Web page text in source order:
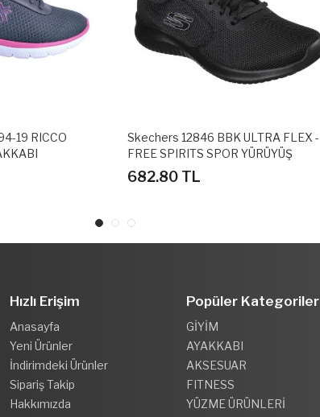
19 RICCO
Skechers 12846 BBK ULTRA FLEX -
FREE SPIRITS SPOR YÜRÜYÜŞ
AYAKKABISI
682.80 TL
Hızlı Erişim
Anasayfa
Yeni Ürünler
İndirimdeki Ürünler
Sipariş Takip
Hakkımızda
Popüler Kategoriler
GİYİM
AYAKKABI
AKSESUAR
FITNESS
YÜZME ÜRÜNLERİ